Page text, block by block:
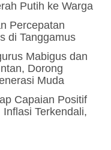
Putih ke Warga
Percepatan
di Tanggamus
Mabigus dan
Dorong
Muda
Capaian Positif
Terkendali,